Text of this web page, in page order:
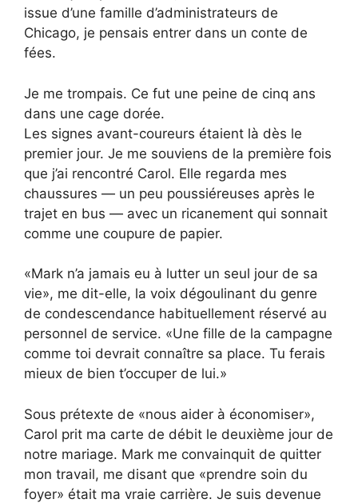
issue d’une famille d’administrateurs de
Chicago, je pensais entrer dans un conte de
fées.
Je me trompais. Ce fut une peine de cinq ans
dans une cage dorée.
Les signes avant-coureurs étaient là dès le
premier jour. Je me souviens de la première fois
que j’ai rencontré Carol. Elle regarda mes
chaussures — un peu poussiéreuses après le
trajet en bus — avec un ricanement qui sonnait
comme une coupure de papier.
«Mark n’a jamais eu à lutter un seul jour de sa
vie», me dit-elle, la voix dégoulinant du genre
de condescendance habituellement réservé au
personnel de service. «Une fille de la campagne
comme toi devrait connaître sa place. Tu ferais
mieux de bien t’occuper de lui.»
Sous prétexte de «nous aider à économiser»,
Carol prit ma carte de débit le deuxième jour de
notre mariage. Mark me convainquit de quitter
mon travail, me disant que «prendre soin du
foyer» était ma vraie carrière. Je suis devenue